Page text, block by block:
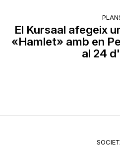
El Kursaal afegeix
«Hamlet» amb en
al 24